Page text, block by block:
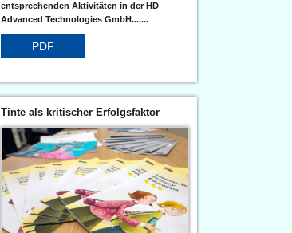
entsprechenden Aktivitäten in der HD
Advanced Technologies GmbH.......
PDF
Tinte als kritischer Erfolgsfaktor